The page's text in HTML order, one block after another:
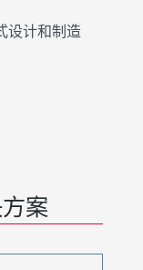
设计和制造
案